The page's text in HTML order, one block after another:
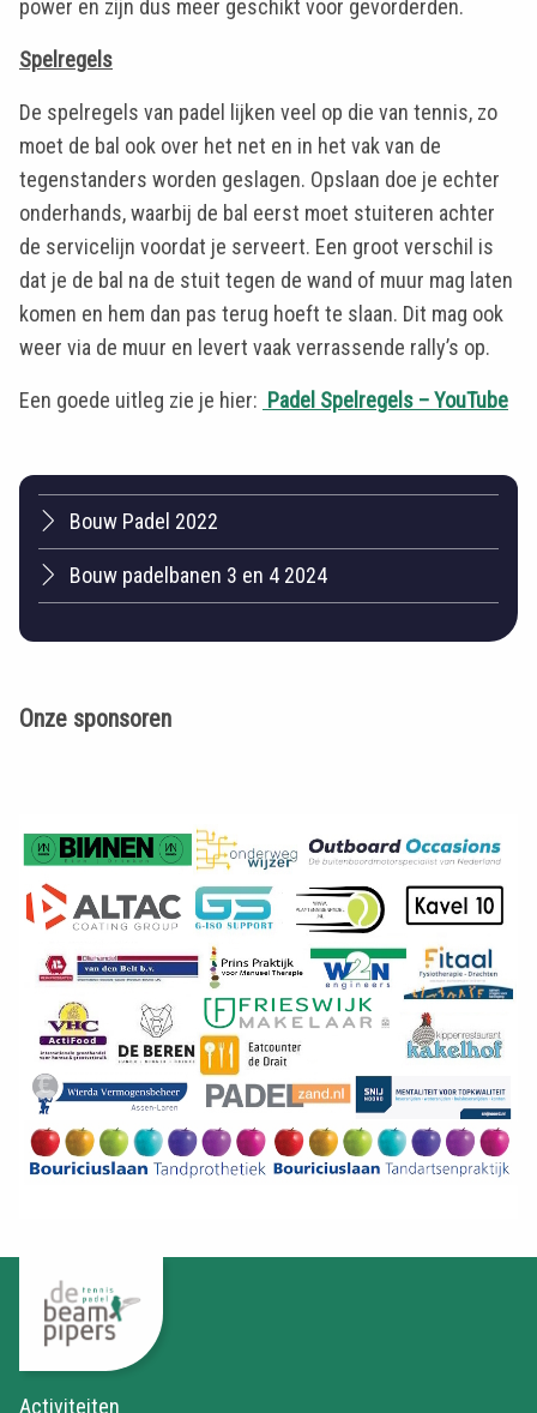
power en zijn dus meer geschikt voor gevorderden.
Spelregels
De spelregels van padel lijken veel op die van tennis, zo
moet de bal ook over het net en in het vak van de
tegenstanders worden geslagen. Opslaan doe je echter
onderhands, waarbij de bal eerst moet stuiteren achter
de servicelijn voordat je serveert. Een groot verschil is
dat je de bal na de stuit tegen de wand of muur mag laten
komen en hem dan pas terug hoeft te slaan. Dit mag ook
weer via de muur en levert vaak verrassende rally’s op.
Een goede uitleg zie je hier: Padel Spelregels – YouTube
Bouw Padel 2022
Bouw padelbanen 3 en 4 2024
Onze sponsoren
Activiteiten